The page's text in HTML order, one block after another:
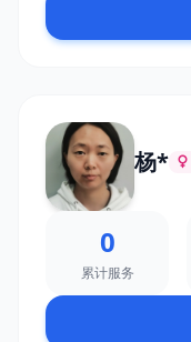
杨*
0
累计服务